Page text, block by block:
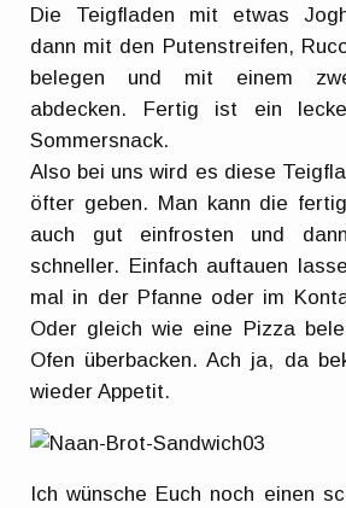
Die Teigfladen mit etwas
dann mit den Putenstreifen,
belegen und mit einem
abdecken. Fertig ist ein
Sommersnack.
Also bei uns wird es diese
öfter geben. Man kann die
auch gut einfrosten und
schneller. Einfach auftauen
mal in der Pfanne oder im
Oder gleich wie eine Pizza
Ofen überbacken. Ach ja, da
wieder Appetit.
Ich wünsche Euch noch einen